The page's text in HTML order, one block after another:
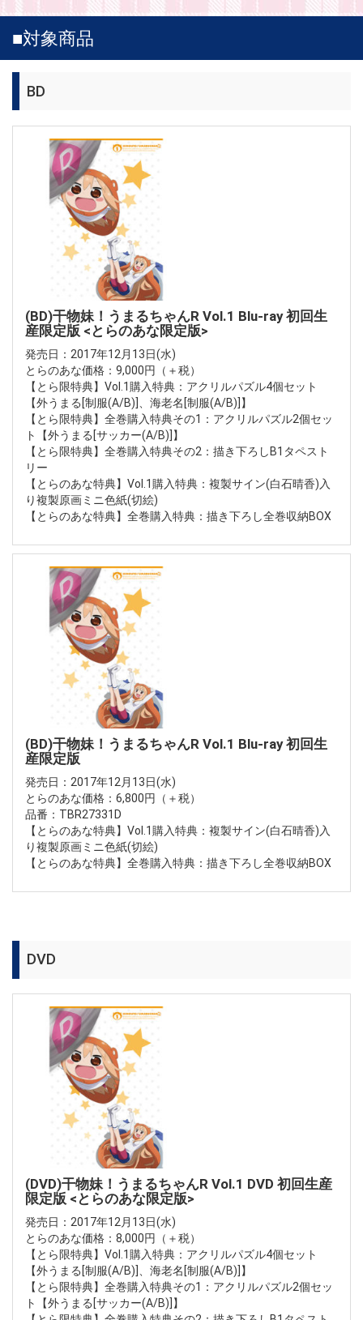
■対象商品
BD
(BD)干物妹！うまるちゃんR Vol.1 Blu-ray 初回生
産限定版 <とらのあな限定版>
発売日：2017年12月13日(水)
とらのあな価格：9,000円（＋税）
【とら限特典】Vol.1購入特典：アクリルパズル4個セット
【外うまる[制服(A/B)]、海老名[制服(A/B)]】
【とら限特典】全巻購入特典その1：アクリルパズル2個セッ
ト【外うまる[サッカー(A/B)]】
【とら限特典】全巻購入特典その2：描き下ろしB1タペスト
リー
【とらのあな特典】Vol.1購入特典：複製サイン(白石晴香)入
り複製原画ミニ色紙(切絵)
【とらのあな特典】全巻購入特典：描き下ろし全巻収納BOX
(BD)干物妹！うまるちゃんR Vol.1 Blu-ray 初回生
産限定版
発売日：2017年12月13日(水)
とらのあな価格：6,800円（＋税）
品番：TBR27331D
【とらのあな特典】Vol.1購入特典：複製サイン(白石晴香)入
り複製原画ミニ色紙(切絵)
【とらのあな特典】全巻購入特典：描き下ろし全巻収納BOX
DVD
(DVD)干物妹！うまるちゃんR Vol.1 DVD 初回生産
限定版 <とらのあな限定版>
発売日：2017年12月13日(水)
とらのあな価格：8,000円（＋税）
【とら限特典】Vol.1購入特典：アクリルパズル4個セット
【外うまる[制服(A/B)]、海老名[制服(A/B)]】
【とら限特典】全巻購入特典その1：アクリルパズル2個セッ
ト【外うまる[サッカー(A/B)]】